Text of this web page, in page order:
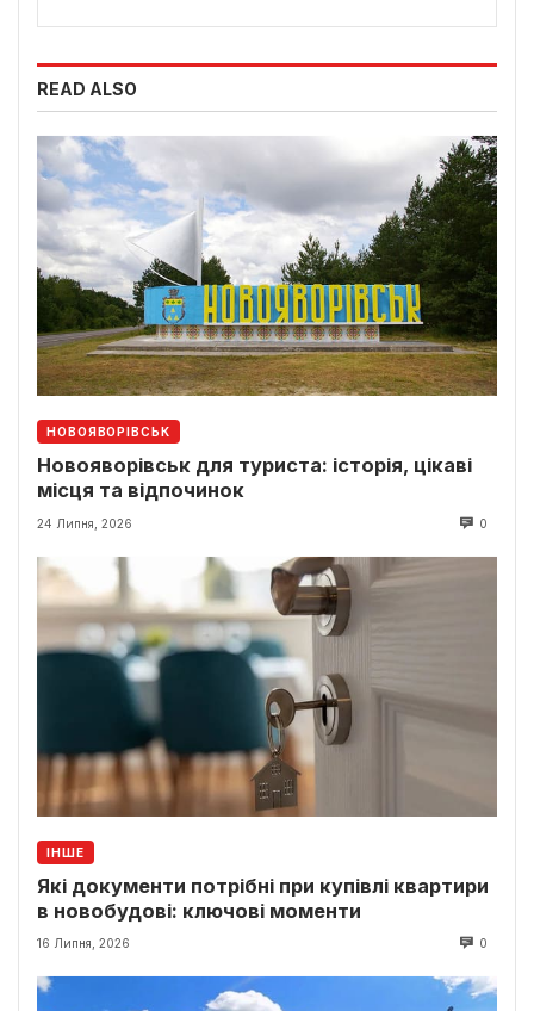
READ ALSO
НОВОЯВОРІВСЬК
Новояворівськ для туриста: історія, цікаві
місця та відпочинок
24 Липня, 2026 0
ІНШЕ
Які документи потрібні при купівлі квартири
в новобудові: ключові моменти
16 Липня, 2026 0